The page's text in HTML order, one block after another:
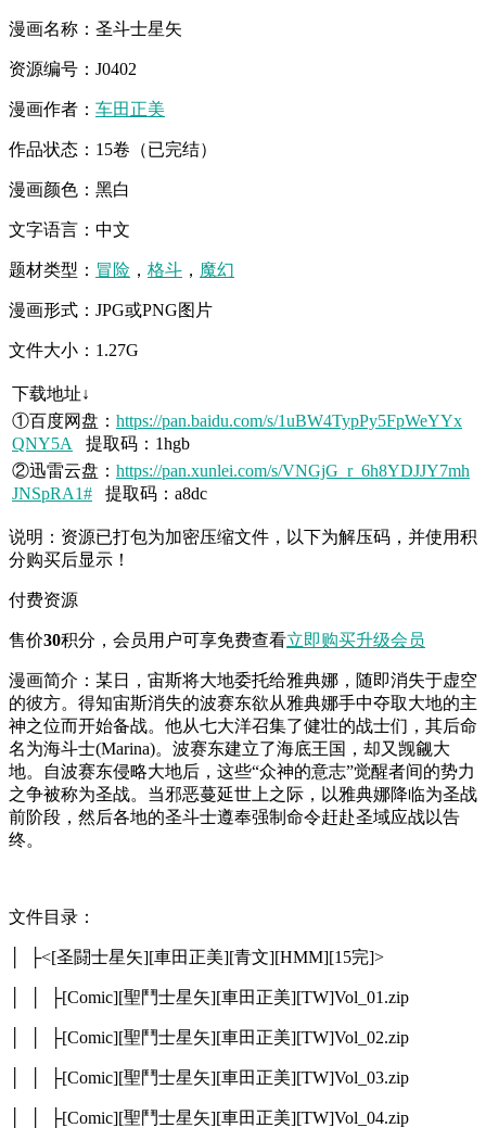
漫画名称：圣斗士星矢
资源编号：J0402
漫画作者： 车田正美
作品状态：15卷（已完结）
漫画颜色：黑白
文字语言：中文
题材类型： 冒险 ， 格斗 ， 魔幻
漫画形式：JPG或PNG图片
文件大小：1.27G
下载地址↓
①百度网盘： https://pan.baidu.com/s/1uBW4TypPy5FpWeYYx
QNY5A
提取码：1hgb
②迅雷云盘： https://pan.xunlei.com/s/VNGjG_r_6h8YDJJY7mh
JNSpRA1# 提取码：a8dc
说明：资源已打包为加密压缩文件，以下为解压码，并使用积
分购买后显示！
付费资源
售价30积分 ，会员用户可享免费查看立即购买升级会员
漫画简介：某日，宙斯将大地委托给雅典娜，随即消失于虚空
的彼方。得知宙斯消失的波赛东欲从雅典娜手中夺取大地的主
神之位而开始备战。他从七大洋召集了健壮的战士们，其后命
名为海斗士(Marina)。波赛东建立了海底王国，却又觊觎大
地。自波赛东侵略大地后，这些“众神的意志”觉醒者间的势力
之争被称为圣战。当邪恶蔓延世上之际，以雅典娜降临为圣战
前阶段，然后各地的圣斗士遵奉强制命令赶赴圣域应战以告
终。
文件目录：
│ ├<[圣闘士星矢][車田正美][青文][HMM][15完]>
│ │ ├[Comic][聖鬥士星矢][車田正美][TW]Vol_01.zip
│ │ ├[Comic][聖鬥士星矢][車田正美][TW]Vol_02.zip
│ │ ├[Comic][聖鬥士星矢][車田正美][TW]Vol_03.zip
│ │ ├[Comic][聖鬥士星矢][車田正美][TW]Vol_04.zip